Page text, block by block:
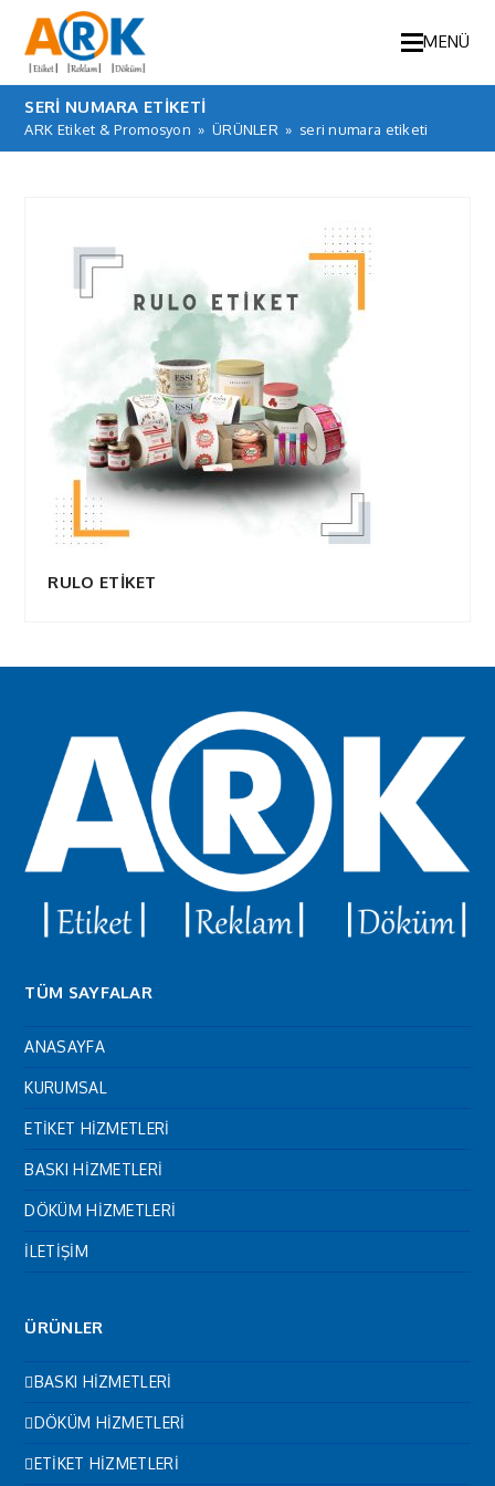
MENÜ
SERI NUMARA ETIKETI
ARK Etiket & Promosyon » ÜRÜNLER » seri numara etiketi
RULO ETİKET
TÜM SAYFALAR
ANASAYFA
KURUMSAL
ETİKET HİZMETLERİ
BASKI HİZMETLERİ
DÖKÜM HİZMETLERİ
İLETİŞİM
ÜRÜNLER
BASKI HİZMETLERİ
DÖKÜM HİZMETLERİ
ETİKET HİZMETLERİ